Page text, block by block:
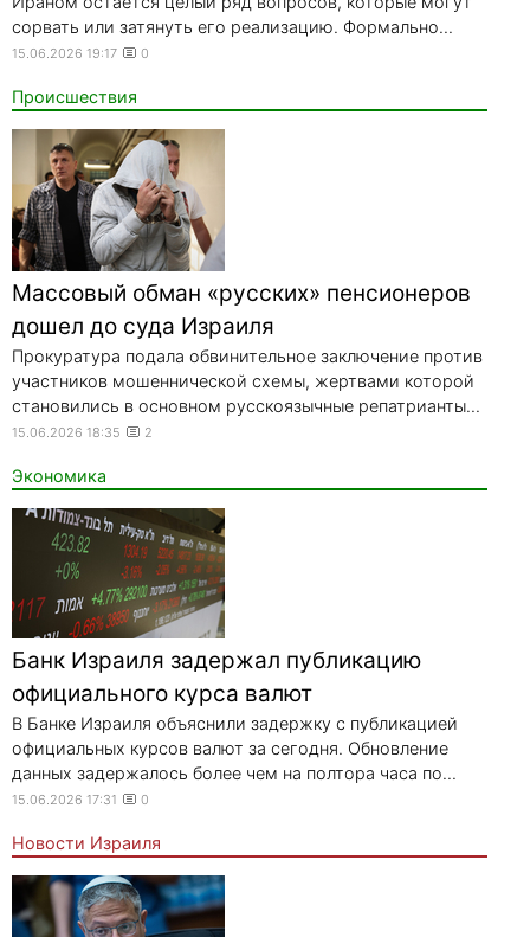
сорвать или затянуть его реализацию. Формально...
15.06.2026 19:17 0
Происшествия
Массовый обман «русских» пенсионеров
дошел до суда Израиля
Прокуратура подала обвинительное заключение против
участников мошеннической схемы, жертвами которой
становились в основном русскоязычные репатрианты...
15.06.2026 18:35 2
Экономика
Банк Израиля задержал публикацию
официального курса валют
В Банке Израиля объяснили задержку с публикацией
официальных курсов валют за сегодня. Обновление
данных задержалось более чем на полтора часа по...
15.06.2026 17:31 0
Новости Израиля